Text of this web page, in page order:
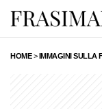
HOME>IMMAGINI SULLA